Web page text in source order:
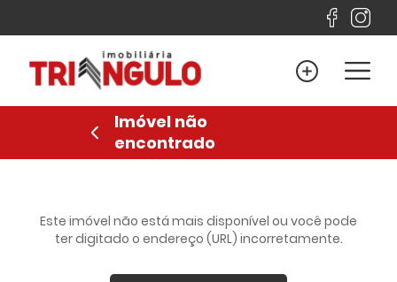
Home
Venda
Locação
Lançamentos
Financiamento
Contato
Imóvel não
encontrado
Este imóvel não está mais disponível ou você pode
ter digitado o endereço (URL) incorretamente.